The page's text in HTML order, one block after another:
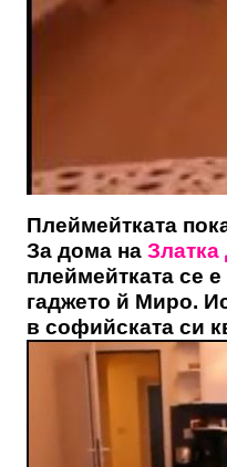
Плеймейтката
За дома на
плеймейтката се
гаджето й Миро.
в софийската си